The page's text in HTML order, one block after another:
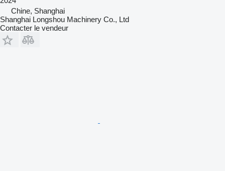
Chine, Shanghai
Shanghai Longshou Machinery Co., Ltd
Contacter le vendeur